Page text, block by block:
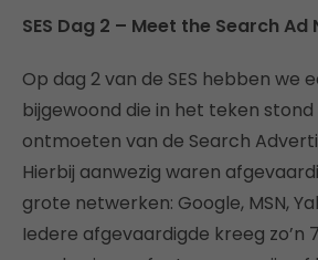
SES Dag 2 – Meet the Search Ad
Op dag 2 van de SES hebben we
bijgewoond die in het teken
ontmoeten van de Search
Hierbij aanwezig waren
grote netwerken: Google, MSN,
Iedere afgevaardigde kreeg zo’n